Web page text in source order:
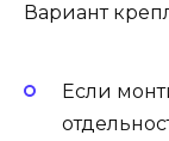
Вариант
Если